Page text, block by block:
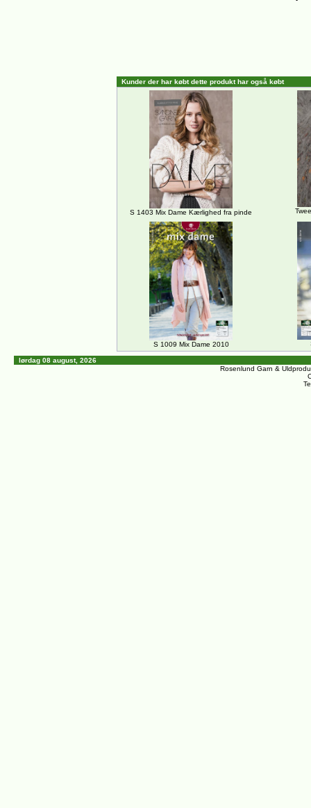
Kunder der har købt dette produkt har også købt
S 1403 Mix Dame Kærlighed fra pinde
S 1009 Mix Dame 2010
lørdag 08 august, 2026
Rosenlund Garn &